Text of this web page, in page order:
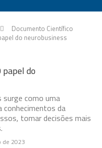
Documento Científico
do neurobusiness
papel do
como uma
conhecimentos da
tomar decisões mais
de 2023